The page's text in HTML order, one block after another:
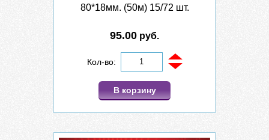
80*18мм. (50м) 15/72 шт.
95.00 руб.
Кол-во:
В корзину